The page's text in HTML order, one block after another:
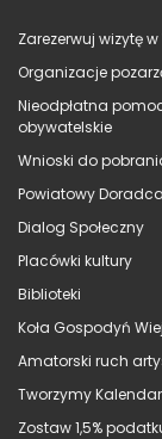
Zarezerwuj wizytę
Organizacje
Nieodpłatna
obywatelskie
Wnioski do
Powiatowy
Dialog Społeczny
Placówki kultury
Biblioteki
Koła Gospodyń
Amatorski ruch
Tworzymy
Zostaw 1,5%